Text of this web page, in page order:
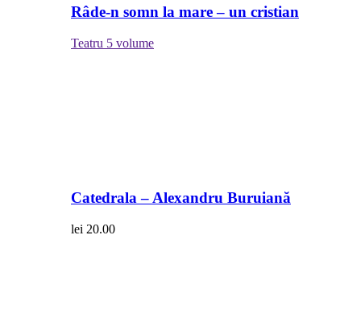
Râde-n somn la mare – un cristian
Teatru 5 volume
Catedrala – Alexandru Buruiană
lei 20.00